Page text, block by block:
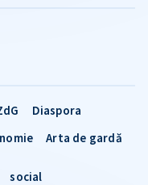
Diaspora
Arta de gardă
social